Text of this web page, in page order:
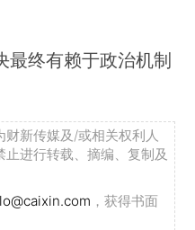
最终有赖于政治机制
新传媒及/或相关权利人
进行转载、摘编、复制及
，获得书面